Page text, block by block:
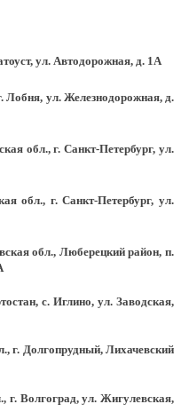
ул. Автодорожная, д. 1А
ул. Железнодорожная, д.
обл., г. Санкт-Петербург, ул.
г. Санкт-Петербург, ул.
обл., Люберецкий район, п.
с. Иглино, ул. Заводская,
г. Долгопрудный, Лихачевский
Волгоград, ул. Жигулевская,